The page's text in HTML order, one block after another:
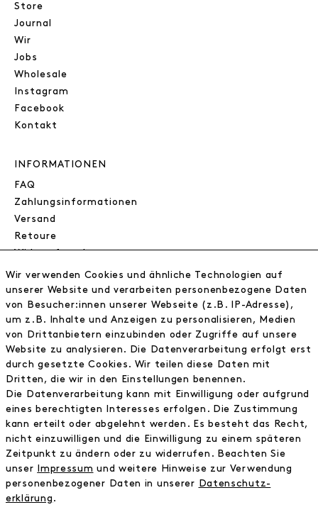
Store
Journal
Wir
Jobs
Wholesale
Instagram
Facebook
Kontakt
INFORMATIONEN
FAQ
Zahlungsinformationen
Versand
Retoure
Widerrufsrecht
Datenschutz
AGB
Impressum
NEWSLETTER
Erhalte exklusive Neuigkeiten!
Ich bestätige die Datenschutzbestimmung
* inkl. MwSt. zzgl. Versandkosten
Wir verwenden Cookies und ähnliche Technologien auf
unserer Website und verarbeiten personenbezogene Daten
von Besucher:innen unserer Webseite (z.B. IP-Adresse),
um z.B. Inhalte und Anzeigen zu personalisieren, Medien
von Drittanbietern einzubinden oder Zugriffe auf unsere
Website zu analysieren. Die Datenverarbeitung erfolgt erst
durch gesetzte Cookies. Wir teilen diese Daten mit
Dritten, die wir in den Einstellungen benennen.
Die Datenverarbeitung kann mit Einwilligung oder aufgrund
eines berechtigten Interesses erfolgen. Die Zustimmung
kann erteilt oder abgelehnt werden. Es besteht das Recht,
nicht einzuwilligen und die Einwilligung zu einem späteren
Zeitpunkt zu ändern oder zu widerrufen. Beachten Sie
unser
Impressum und weitere Hinweise zur Verwendung
personenbezogener Daten in unserer
Daten­schutz­
erklärung .